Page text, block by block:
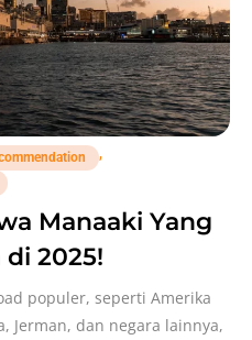
Manaaki Yang
2025!
populer, seperti Amerika
Jerman, dan negara lainnya,